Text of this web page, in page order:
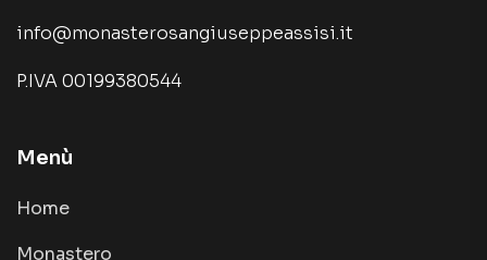
info@monasterosangiuseppeassisi.it
P.IVA 00199380544
Menù
Home
Monastero